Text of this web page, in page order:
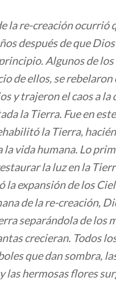
la re-creación ocurrió
después de que
Algunos de los
de ellos, se
y trajeron el caos a la
la Tierra. Fue en
la Tierra,
la vida humana. Lo
la luz en la
la expansión de los
de la re-creación,
separándola de los
crecieran. Todos
que dan sombra,
las hermosas flores